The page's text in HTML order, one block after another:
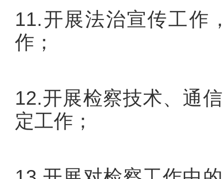
11.开展法治宣传工作
作；
12.开展检察技术、通
定工作；